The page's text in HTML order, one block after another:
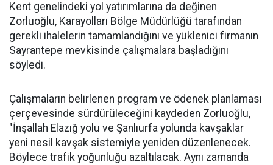
Kent genelindeki yol yatırımlarına da değinen
Zorluoğlu, Karayolları Bölge Müdürlüğü tarafından
gerekli ihalelerin tamamlandığını ve yüklenici firmanın
Sayrantepe mevkisinde çalışmalara başladığını
söyledi.
Çalışmaların belirlenen program ve ödenek planlaması
çerçevesinde sürdürüleceğini kaydeden Zorluoğlu,
"İnşallah Elazığ yolu ve Şanlıurfa yolunda kavşaklar
yeni nesil kavşak sistemiyle yeniden düzenlenecek.
Böylece trafik yoğunluğu azaltılacak. Aynı zamanda